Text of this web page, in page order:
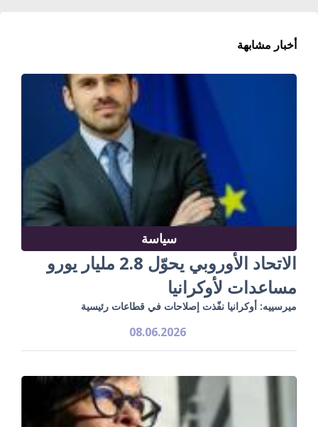
أخبار مشابهة
سياسة
الاتحاد الأوروبي يحوّل 2.8 مليار يورو
مساعدات لأوكرانيا
ميرسييه: أوكرانيا نفّذت إصلاحات في قطاعات رئيسية
08.06.2026